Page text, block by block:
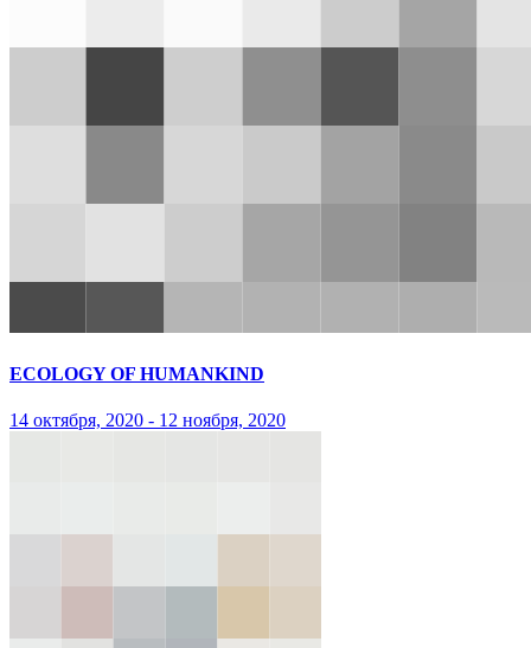
ECOLOGY OF HUMANKIND
14 октября, 2020 - 12 ноября, 2020